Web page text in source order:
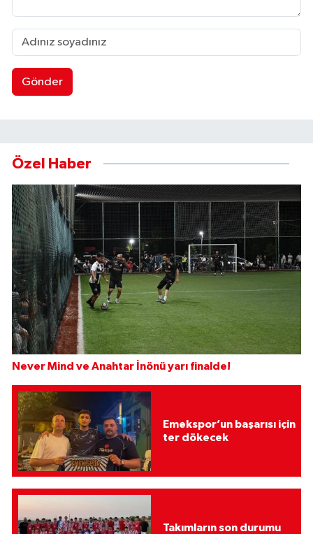
Gönder
Özel Haber
Never Mind ve Anahtar İnönü yarı finalde!
Emekspor’un başarısı için
ter dökecek
Takımların son durumu